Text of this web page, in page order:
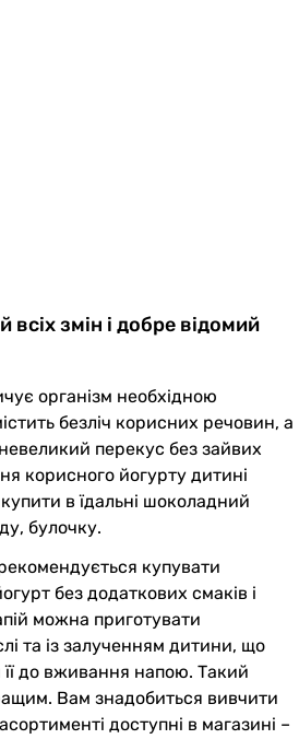
всіх змін і добре відомий
організм необхідною
безліч корисних речовин, а
перекус без зайвих
корисного йогурту дитині
в їдальні шоколадний
булочку.
купувати
без додаткових смаків і
можна приготувати
та із залученням дитини, що
до вживання напою. Такий
Вам знадобиться вивчити
доступні в магазині –